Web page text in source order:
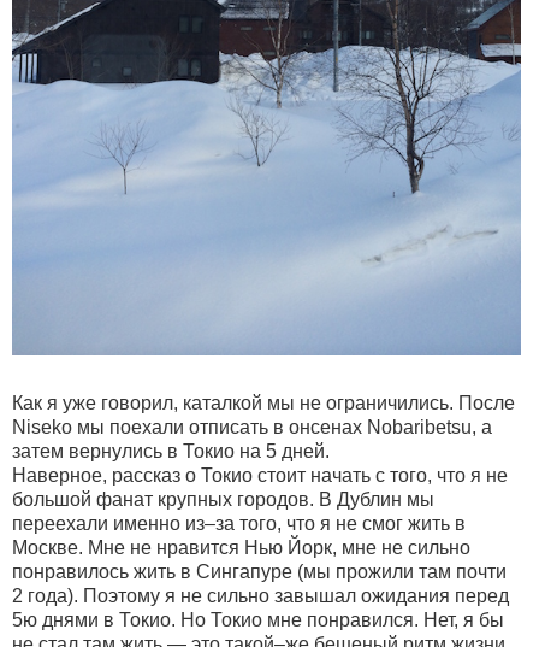
Как я уже говорил, каталкой мы не ограничились. После
Niseko мы поехали отписать в онсенах Nobaribetsu, а
затем вернулись в Токио на 5 дней.
Наверное, рассказ о Токио стоит начать с того, что я не
большой фанат крупных городов. В Дублин мы
переехали именно из–за того, что я не смог жить в
Москве. Мне не нравится Нью Йорк, мне не сильно
понравилось жить в Сингапуре (мы прожили там почти
2 года). Поэтому я не сильно завышал ожидания перед
5ю днями в Токио. Но Токио мне понравился. Нет, я бы